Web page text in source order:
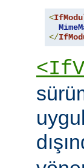
<
</